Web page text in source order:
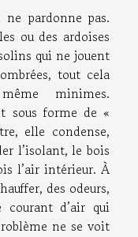
pardonne pas.
ou des ardoises
qui ne jouent
tout cela
minimes.
sous forme de «
elle condense,
l’isolant, le bois
l’air intérieur. À
des odeurs,
d’air qui
ne se voit